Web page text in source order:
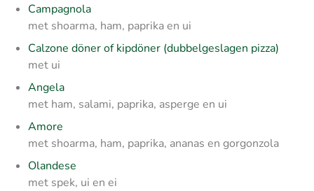
Campagnola
met shoarma, ham, paprika en ui
Calzone döner of kipdöner (dubbelgeslagen pizza)
met ui
Angela
met ham, salami, paprika, asperge en ui
Amore
met shoarma, ham, paprika, ananas en gorgonzola
Olandese
met spek, ui en ei